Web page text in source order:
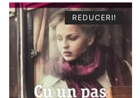
REDUCERI!